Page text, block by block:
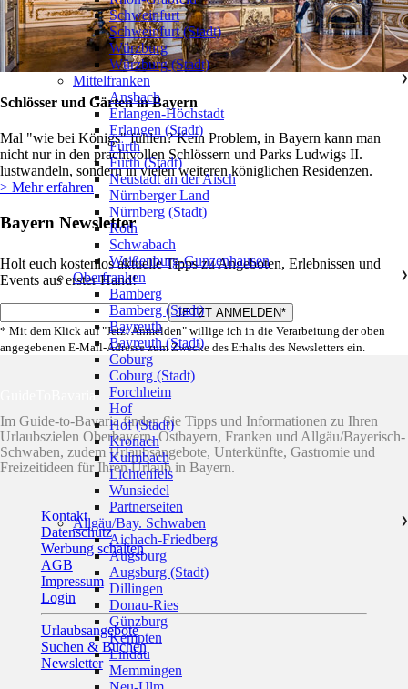
Schlösser und Gärten in Bayern
Mal "wie bei Königs" fühlen? Kein Problem, in Bayern kann man
nicht nur in den prachtvollen Schlössern und Parks Ludwigs II.
lustwandeln, sondern in vielen weiteren königlichen Residenzen.
> Mehr erfahren
Bayern Newsletter
Holt euch kostenlos aktuelle Tipps zu Angeboten, Erlebnissen und
Events aus erster Hand!
* Mit dem Klick auf "Jetzt Anmelden" willige ich in die Verarbeitung der oben
angegebenen E-Mail-Adresse zum Zwecke des Erhalts des Newsletters ein.
GuideToBavaria
Im Guide-to-Bavaria finden Sie Tipps und Informationen zu Ihren
Urlaubszielen Oberbayern, Ostbayern, Franken und Allgäu/Bayerisch-
Schwaben, zudem Urlaubsangebote, Unterkünfte, Gastromie und
Freizeitideen für Ihren Urlaub in Bayern.
Kontakt
Datenschutz
Werbung schalten
AGB
Impressum
Login
Urlaubsangebote
Suchen & Buchen
Newsletter
Schweinfurt
Schweinfurt (Stadt)
Würzburg
Würzburg (Stadt)
Mittelfranken
❯
Ansbach
Erlangen-Höchstadt
Erlangen (Stadt)
Fürth
Fürth (Stadt)
Neustadt an der Aisch
Nürnberger Land
Nürnberg (Stadt)
Roth
Schwabach
Weißenburg-Gunzenhausen
Oberfranken
❯
Bamberg
Bamberg (Stadt)
Bayreuth
Bayreuth (Stadt)
Coburg
Coburg (Stadt)
Forchheim
Hof
Hof (Stadt)
Kronach
Kulmbach
Lichtenfels
Wunsiedel
Partnerseiten
Allgäu/Bay. Schwaben
❯
Aichach-Friedberg
Augsburg
Augsburg (Stadt)
Dillingen
Donau-Ries
Günzburg
Kempten
Lindau
Memmingen